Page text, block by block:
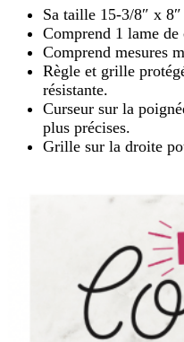
Sa taille 15-3/8″ x
Comprend 1 lame
Comprend mesures
Règle et grille
résistante.
Curseur sur la
plus précises.
Grille sur la droite